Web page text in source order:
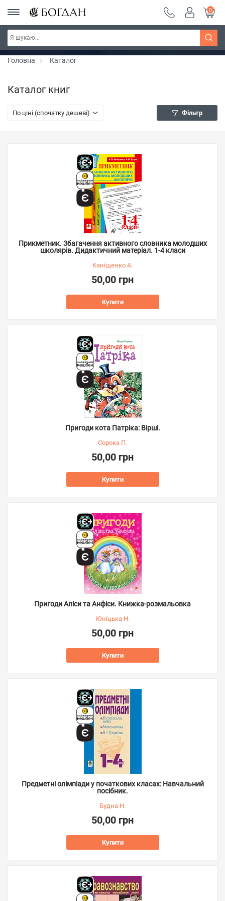
РОЗПРОДАЖ ~ 150 грн ~ 200 грн ~ 250 грн ~
300 грн ~ РОЗПРОДАЖ
Дізнатись більше
0
Головна Каталог
Каталог книг
По ціні (спочатку дешеві) Фільтр
Прикметник. Збагачення активного словника молодших
школярів. Дидактичний матеріал. 1-4 класи
Каніщенко А.
50,00 грн
Купити
Пригоди кота Патріка: Вірші.
Сорока П.
50,00 грн
Купити
Пригоди Аліси та Анфіси. Книжка-розмальовка
Юніцька Н.
50,00 грн
Купити
Предметні олімпіади у початкових класах: Навчальний
посібник.
Будна Н.
50,00 грн
Купити